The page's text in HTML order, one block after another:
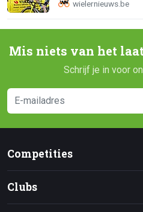
Mis niets van het
Schrijf je in voor
Competities
Clubs